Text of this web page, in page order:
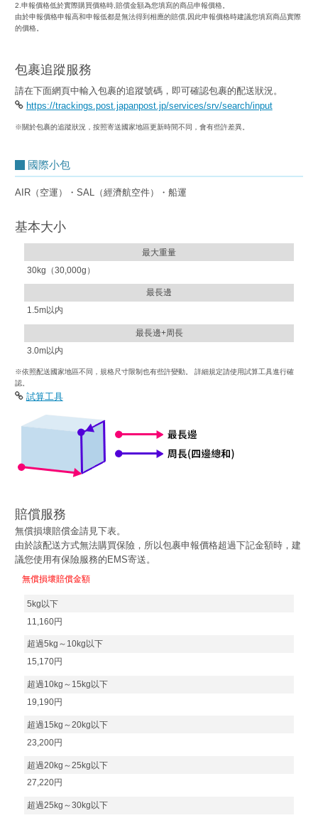
2.申報價格低於實際購買價格時,賠償金額為您填寫的商品申報價格。
由於申報價格申報高和申報低都是無法得到相應的賠償,因此申報價格時建議您填寫商品實際
的價格。
包裹追蹤服務
請在下面網頁中輸入包裹的追蹤號碼，即可確認包裹的配送狀況。
https://trackings.post.japanpost.jp/services/srv/search/input
※關於包裹的追蹤狀況，按照寄送國家地區更新時間不同，會有些許差異。
國際小包
AIR（空運）・SAL（經濟航空件）・船運
基本大小
最大重量
30kg（30,000g）
最長邊
1.5m以内
最長邊+周長
3.0m以内
※依照配送國家地區不同，規格尺寸限制也有些許變動。 詳細規定請使用試算工具進行確
認。
試算工具
賠償服務
無償損壞賠償金請見下表。
由於該配送方式無法購買保險，所以包裹申報價格超過下記金額時，建
議您使用有保險服務的EMS寄送。
無償損壞賠償金額
5kg以下
11,160円
超過5kg～10kg以下
15,170円
超過10kg～15kg以下
19,190円
超過15kg～20kg以下
23,200円
超過20kg～25kg以下
27,220円
超過25kg～30kg以下